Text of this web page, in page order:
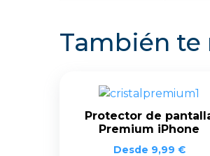
También te
Protector de
Premium iPhone
Desde 9,99 €